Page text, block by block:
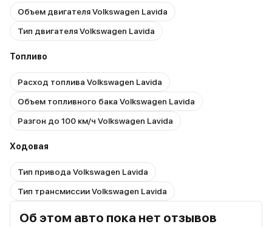
Объем двигателя Volkswagen Lavida
Тип двигателя Volkswagen Lavida
Топливо
Расход топлива Volkswagen Lavida
Объем топливного бака Volkswagen Lavida
Разгон до 100 км/ч Volkswagen Lavida
Ходовая
Тип привода Volkswagen Lavida
Тип трансмиссии Volkswagen Lavida
Об этом авто пока нет отзывов